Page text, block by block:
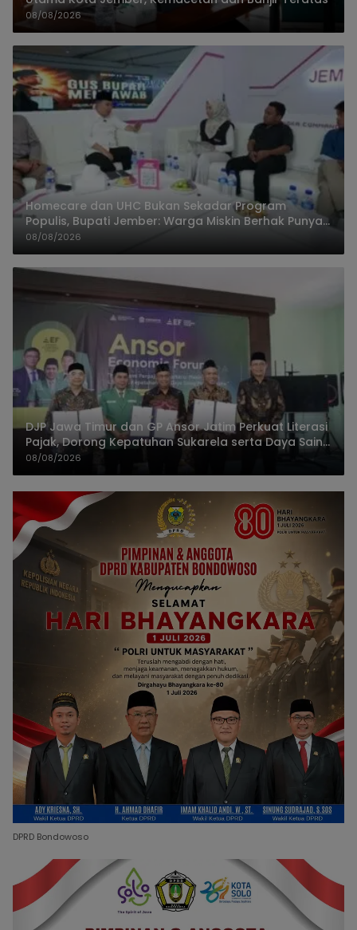
08/08/2026
Homecare dan UHC Bukan Sekadar Program
Populis, Bupati Jember: Warga Miskin Berhak Punya
Akses Dokter Keluarga
08/08/2026
DJP Jawa Timur dan GP Ansor Jatim Perkuat Literasi
Pajak, Dorong Kepatuhan Sukarela serta Daya Saing
UMKM
08/08/2026
DPRD Bondowoso